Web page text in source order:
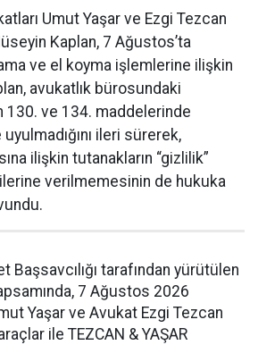
Umut Yaşar ve Ezgi Tezcan
Kaplan, 7 Ağustos’ta
ve el koyma işlemlerine ilişkin
avukatlık bürosundaki
130. ve 134. maddelerinde
ileri sürerek,
ilişkin tutanakların “gizlilik”
verilmemesinin de hukuka
Başsavcılığı tarafından yürütülen
7 Ağustos 2026
Yaşar ve Avukat Ezgi Tezcan
ile TEZCAN & YAŞAR